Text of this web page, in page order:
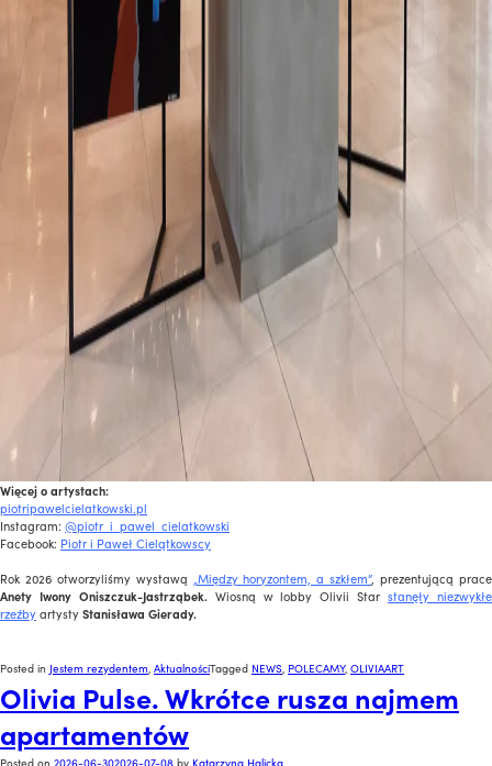
Więcej o artystach:
piotripawelcielatkowski.pl
Instagram: @piotr_i_pawel_cielatkowski
Facebook: Piotr i Paweł Cielątkowscy
Rok 2026 otworzyliśmy wystawą
„Między horyzontem, a szkłem”, prezentującą prace
Anety Iwony Oniszczuk-Jastrząbek. Wiosną w lobby Olivii Starstanęły niezwykłe
rzeźbyartystyStanisława Gierady.
Posted in Jestem rezydentem, AktualnościTagged NEWS, POLECAMY, OLIVIAART
Olivia Pulse. Wkrótce rusza najmem
apartamentów
Posted on 2026-06-302026-07-08 by Katarzyna Halicka